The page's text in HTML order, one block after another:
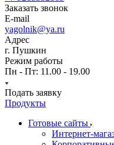
Заказать звонок
E-mail
yagolnik@ya.ru
Адрес
г. Пушкин
Режим работы
Пн - Пт: 11.00 - 19.00
Подать заявку
Продукты
Готовые сайты
Интернет-